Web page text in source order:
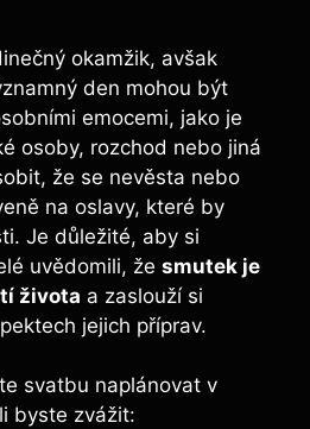
okamžik, avšak
den mohou být
emocemi, jako je
osoby, rozchod nebo jiná
že se nevěsta nebo
na oslavy, které by
Je důležité, aby si
uvědomili, že smutek je
života a zaslouží si
jejich příprav.
svatbu naplánovat v
byste zvážit: